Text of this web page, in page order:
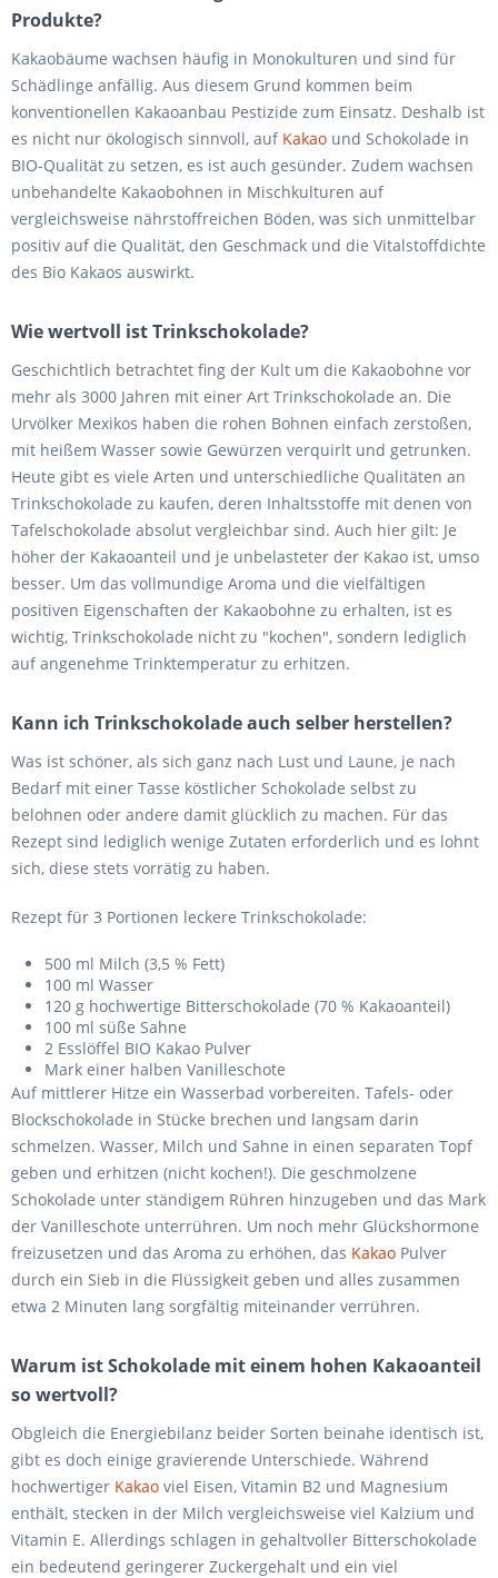
Produkte?
Kakaobäume wachsen häufig in Monokulturen und sind für
Schädlinge anfällig. Aus diesem Grund kommen beim
konventionellen Kakaoanbau Pestizide zum Einsatz. Deshalb ist
es nicht nur ökologisch sinnvoll, auf Kakao und Schokolade in
BIO-Qualität zu setzen, es ist auch gesünder. Zudem wachsen
unbehandelte Kakaobohnen in Mischkulturen auf
vergleichsweise nährstoffreichen Böden, was sich unmittelbar
positiv auf die Qualität, den Geschmack und die Vitalstoffdichte
des Bio Kakaos auswirkt.
Wie wertvoll ist Trinkschokolade?
Geschichtlich betrachtet fing der Kult um die Kakaobohne vor
mehr als 3000 Jahren mit einer Art Trinkschokolade an. Die
Urvölker Mexikos haben die rohen Bohnen einfach zerstoßen,
mit heißem Wasser sowie Gewürzen verquirlt und getrunken.
Heute gibt es viele Arten und unterschiedliche Qualitäten an
Trinkschokolade zu kaufen, deren Inhaltsstoffe mit denen von
Tafelschokolade absolut vergleichbar sind. Auch hier gilt: Je
höher der Kakaoanteil und je unbelasteter der Kakao ist, umso
besser. Um das vollmundige Aroma und die vielfältigen
positiven Eigenschaften der Kakaobohne zu erhalten, ist es
wichtig, Trinkschokolade nicht zu "kochen", sondern lediglich
auf angenehme Trinktemperatur zu erhitzen.
Kann ich Trinkschokolade auch selber herstellen?
Was ist schöner, als sich ganz nach Lust und Laune, je nach
Bedarf mit einer Tasse köstlicher Schokolade selbst zu
belohnen oder andere damit glücklich zu machen. Für das
Rezept sind lediglich wenige Zutaten erforderlich und es lohnt
sich, diese stets vorrätig zu haben.
Rezept für 3 Portionen leckere Trinkschokolade:
500 ml Milch (3,5 % Fett)
100 ml Wasser
120 g hochwertige Bitterschokolade (70 % Kakaoanteil)
100 ml süße Sahne
2 Esslöffel BIO Kakao Pulver
Mark einer halben Vanilleschote
Auf mittlerer Hitze ein Wasserbad vorbereiten. Tafels- oder
Blockschokolade in Stücke brechen und langsam darin
schmelzen. Wasser, Milch und Sahne in einen separaten Topf
geben und erhitzen (nicht kochen!). Die geschmolzene
Schokolade unter ständigem Rühren hinzugeben und das Mark
der Vanilleschote unterrühren. Um noch mehr Glückshormone
freizusetzen und das Aroma zu erhöhen, das Kakao Pulver
durch ein Sieb in die Flüssigkeit geben und alles zusammen
etwa 2 Minuten lang sorgfältig miteinander verrühren.
Warum ist Schokolade mit einem hohen Kakaoanteil
so wertvoll?
Obgleich die Energiebilanz beider Sorten beinahe identisch ist,
gibt es doch einige gravierende Unterschiede. Während
hochwertiger Kakao viel Eisen, Vitamin B2 und Magnesium
enthält, stecken in der Milch vergleichsweise viel Kalzium und
Vitamin E. Allerdings schlagen in gehaltvoller Bitterschokolade
ein bedeutend geringerer Zuckergehalt und ein viel